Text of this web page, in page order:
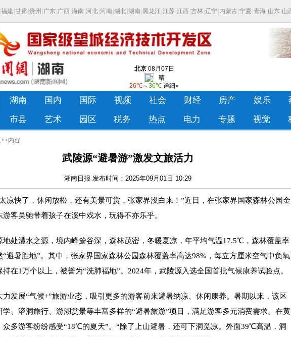
>>内容
武陵源“避暑游”激发文旅活力
湖南日报 发布时间：2025年09月01日 10:29
快了，休闲放松，还有美景可赏，张家界没白来！”近日，在张家界国家森林公园金
游客吴驰带着孩子在溪中戏水，玩得不亦乐乎。
澧水之源，境内峰耸谷深，森林茂密，冬暖夏凉，年平均气温17.5℃，森林覆盖率
“避暑胜地”。其中，张家界国家森林公园森林覆盖率高达98%，每立方厘米空气中负氧
持在1万个以上，被誉为“洗肺福地”。2024年，武陵源入选全国首批气候康养试验点。
展“气候+”旅游业态，吸引更多的游客前来避暑纳凉、休闲康养。暑期以来，该区
学、溶洞旅行、游湖赏景等丰富多样的“避暑旅游”项目，满足游客多元消费需求。在黄
众多游客纷纷感受“18℃的夏天”。“除了上山避暑，还可下洞觅凉。外面39℃高温，洞